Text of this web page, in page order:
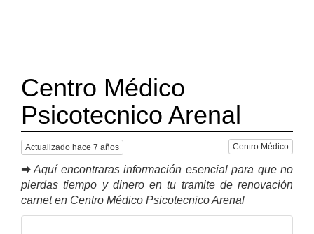
Centro Médico
Psicotecnico Arenal
Actualizado hace 7 años Centro Médico
➡ Aquí encontraras información esencial para que no
pierdas tiempo y dinero en tu tramite de renovación
carnet en Centro Médico Psicotecnico Arenal